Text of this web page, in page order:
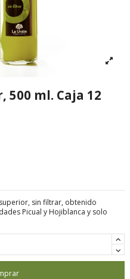
500 ml. Caja 12
sin filtrar, obtenido
Picual y Hojiblanca y solo